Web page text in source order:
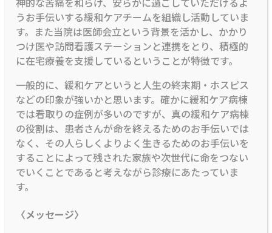
うお手伝いする緩和ケアチームを組織し活動していま
す。また当院は医師会立という背景を活かし、かかり
つけ医や訪問看護ステーションと連携をとり、積極的
に在宅療養を支援しているということが特徴です。
一般的に、緩和ケアというと人生の終末期・ホスピス
などの印象が強いかと思います。確かに緩和ケア病棟
では看取りの症例が多いのですが、真の緩和ケア病棟
の役割は、患者さんが命を終えるためのお手伝いでは
なく、その人らしくよりよく生きるためのお手伝いを
することによって残された家族や次世代に命をつない
でいくことであると考えながら診療にあたっていま
す。
〈メッセージ〉